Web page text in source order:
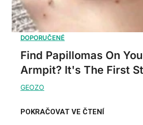
Find Papillomas On
Armpit? It's The First